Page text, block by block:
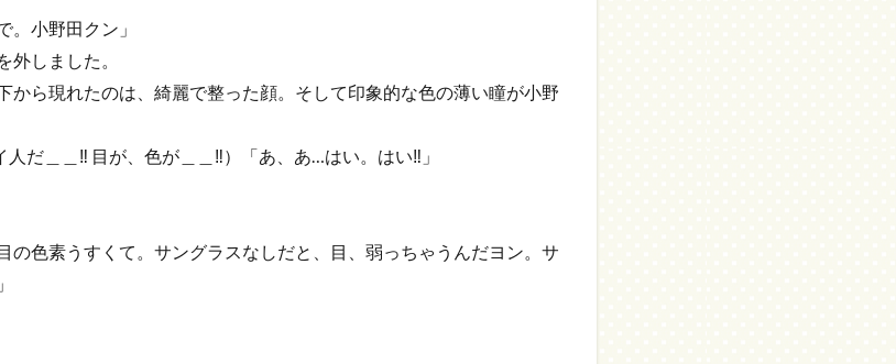
。小野田クン」
外しました。
から現れたのは、綺麗で整った顔。そして印象的な色の薄い瞳が小野
だ＿＿‼ 目が、色が＿＿‼）「あ、あ…はい。はい‼」
の色素うすくて。サングラスなしだと、目、弱っちゃうんだヨン。サ